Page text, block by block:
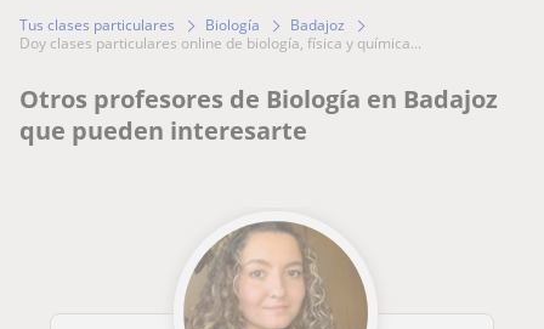
Tus clases particulares Biología
Badajoz
doy clases particulares online de biología, física y química...
Otros profesores de Biología en Badajoz
que pueden interesarte